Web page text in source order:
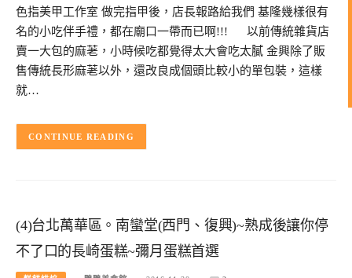
色指美甲工作室 做完指甲後，店長報路給我們 基隆幾樣很有
名的小吃伴手禮，都在廟口一帶而已啊!!! 以前傳統雜貨店
賣一大包的麻荖，小時候吃都覺得太大會吃太膩 金興除了販
售傳統長形麻荖以外，還改良成個頭比較小的單包裝，這樣
就…
CONTINUE READING
(4)台北萬華區。南蠻堂(西門、復興)~熟成後讓你停
不了口的長崎蛋糕~彌月蛋糕首選